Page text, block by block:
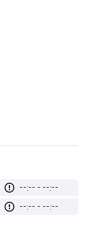
--:-- - --:--
--:-- - --:--